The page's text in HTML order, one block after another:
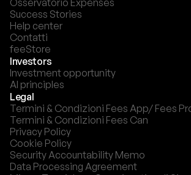
Osservatorio Expenses
Success Stories
Help center
Contatti
feeStore
Investors
Investment opportunity
AI principles
Legal
Termini & Condizioni Fees App/ Fees
Termini & Condizioni Fees Can
Privacy Policy
Cookie Policy
Security Accountability Memo
Data Processing Agreement